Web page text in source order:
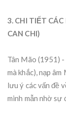
3. CHI TIẾT
CAN CHI)
Tân Mão (1951) -
mà khắc), nạp
lưu ý các vấn đề
minh mẫn nhờ sự